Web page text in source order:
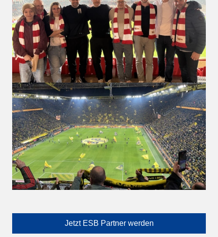
Jetzt ESB Partner werden